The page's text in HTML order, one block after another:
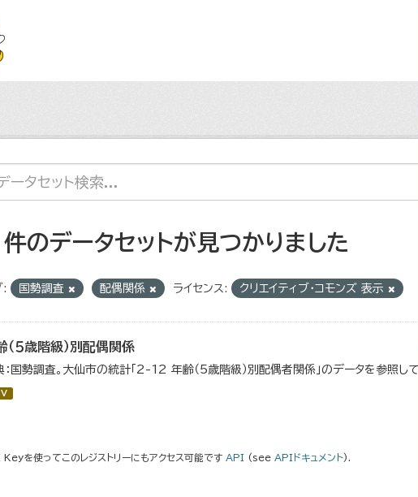
のデータセットが見つかりました
: 国勢調査 配偶関係 ライセンス: クリエイティブ・コモンズ 表示
（５歳階級）別配偶関係
：国勢調査。大仙市の統計「2-12 年齢（5歳階級）別配偶者関係」のデータを参照し
を使ってこのレジストリーにもアクセス可能です API (see APIドキュメント).